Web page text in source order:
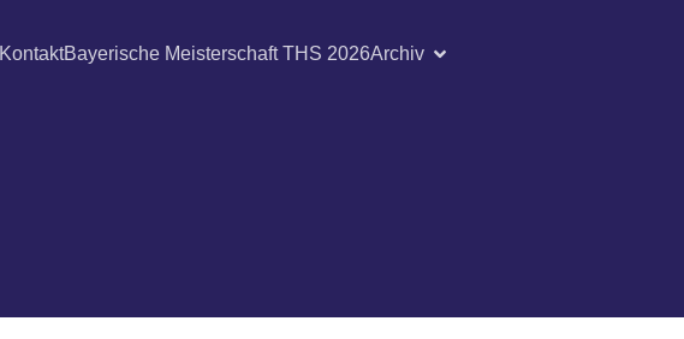
KontaktBayerische Meisterschaft THS 2026Archiv